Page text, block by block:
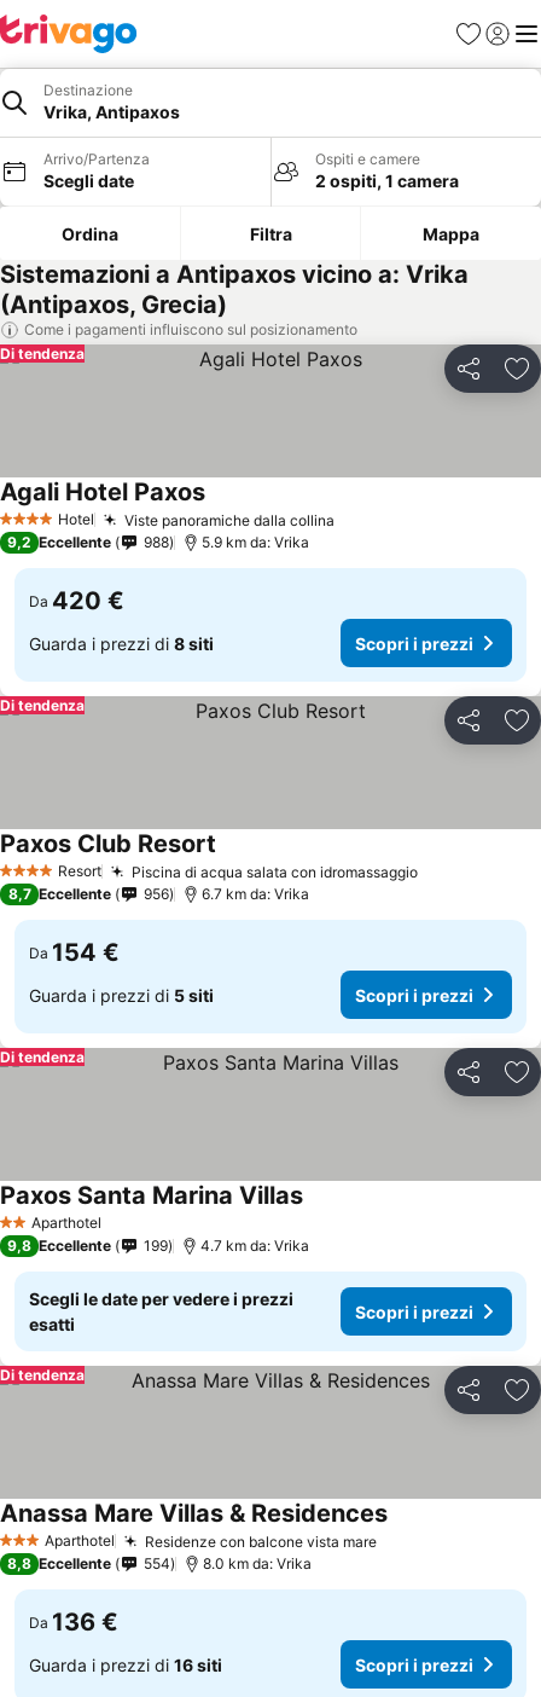
PreferitiAccedi
Destinazione
Vrika, Antipaxos
Arrivo/Partenza
Scegli date
Ospiti e camere
2 ospiti, 1 camera
Ordina Filtra Mappa
Sistemazioni a Antipaxos vicino a: Vrika
(Antipaxos, Grecia)
Come i pagamenti influiscono sul posizionamento
Condividi
Di tendenza
4 Stelle Hotel Viste panoramiche dalla collina
Agali Hotel Paxos
9,2 Eccellente 988 5.9 km da: Vrika
Da 420 €
Guarda i prezzi di 8 siti Scopri i prezzi
Condividi
Di tendenza
4 Stelle Resort Piscina di acqua salata con idromassaggio
Paxos Club Resort
8,7 Eccellente 956 6.7 km da: Vrika
Da 154 €
Guarda i prezzi di 5 siti Scopri i prezzi
Condividi
Di tendenza
2 StelleAparthotel
Paxos Santa Marina Villas
9,8 Eccellente 199 4.7 km da: Vrika
Scegli le date per vedere i prezzi
esatti
Scopri i prezzi
Condividi
Di tendenza
3 StelleAparthotel Residenze con balcone vista mare
Anassa Mare Villas & Residences
8,8 Eccellente 554 8.0 km da: Vrika
Da 136 €
Guarda i prezzi di 16 siti Scopri i prezzi